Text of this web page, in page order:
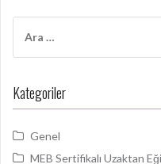
a
ş
ı
m
ı
a
a
:
Kategoriler
Genel
MEB Sertifikalı Uzaktan